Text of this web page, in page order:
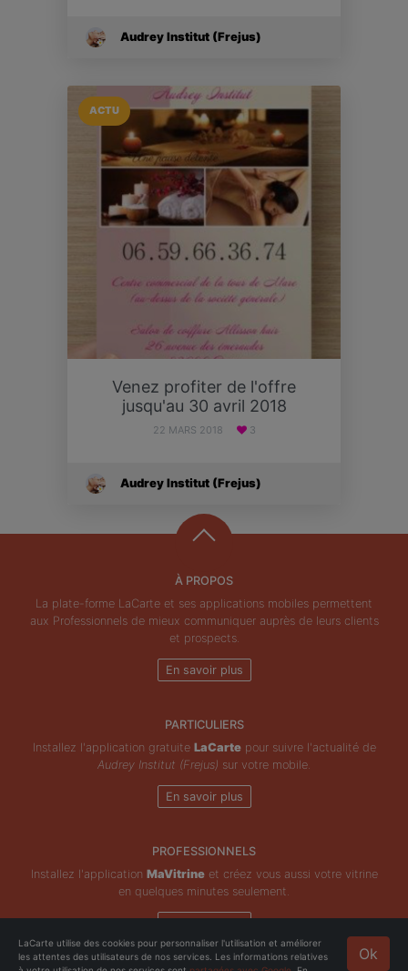
Audrey Institut (Frejus)
ACTU
Venez profiter de l'offre
jusqu'au 30 avril 2018
22 MARS 2018 3
Audrey Institut (Frejus)
À PROPOS
La plate-forme LaCarte et ses applications mobiles permettent
aux Professionnels de mieux communiquer auprès de leurs clients
et prospects.
En savoir plus
PARTICULIERS
Installez l'application gratuite LaCartepour suivre l'actualité de
Audrey Institut (Frejus) sur votre mobile.
En savoir plus
PROFESSIONNELS
Installez l'application MaVitrineet créez vous aussi votre vitrine
en quelques minutes seulement.
En savoir plus
Copyright © ZeMAP 2026 - Tous droits réservés. Ok
LaCarte utilise des cookies pour personnaliser l'utilisation et améliorer
les attentes des utilisateurs de nos services. Les informations relatives